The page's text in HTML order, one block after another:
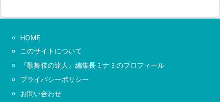
HOME
このサイトについて
『歌舞伎の達人』編集長ミナミのプロフィール
プライバシーポリシー
お問い合わせ